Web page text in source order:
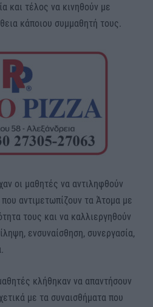
και τέλος να κινηθούν με
κάποιου συμμαθητή τους.
οι μαθητές να αντιληφθούν
αντιμετωπίζουν τα Άτομα με
τους και να καλλιεργηθούν
ενσυναίσθηση, συνεργασία,
κλήθηκαν να απαντήσουν
με τα συναισθήματα που